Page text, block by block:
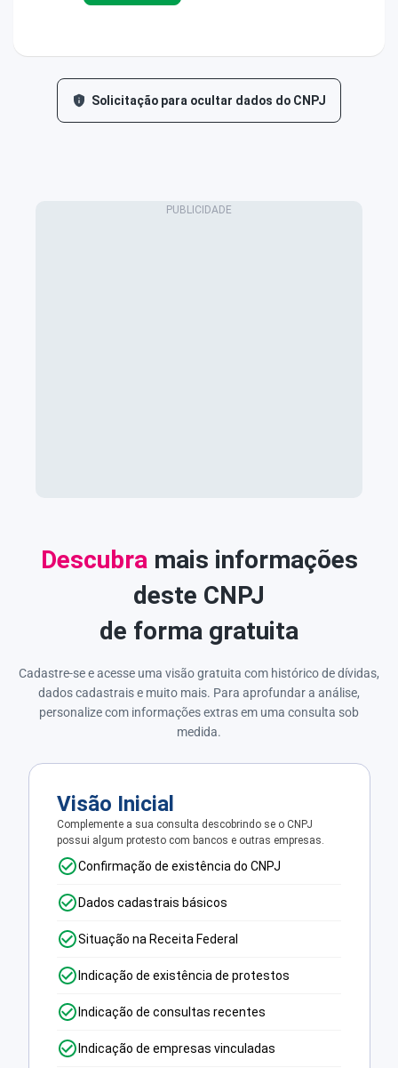
Solicitação para ocultar dados do CNPJ
Descubra mais informações
deste CNPJ
de forma gratuita
Cadastre-se e acesse uma visão gratuita com histórico de dívidas,
dados cadastrais e muito mais. Para aprofundar a análise,
personalize com informações extras em uma consulta sob
medida.
Visão Inicial
Complemente a sua consulta descobrindo se o CNPJ
possui algum protesto com bancos e outras empresas.
Confirmação de existência do CNPJ
Dados cadastrais básicos
Situação na Receita Federal
Indicação de existência de protestos
Indicação de consultas recentes
Indicação de empresas vinculadas